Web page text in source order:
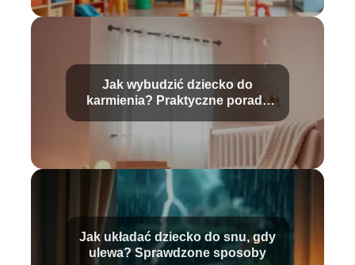
Jak wybudzić dziecko do
karmienia? Praktyczne porady
Jak układać dziecko do snu, gdy
ulewa? Sprawdzone sposoby